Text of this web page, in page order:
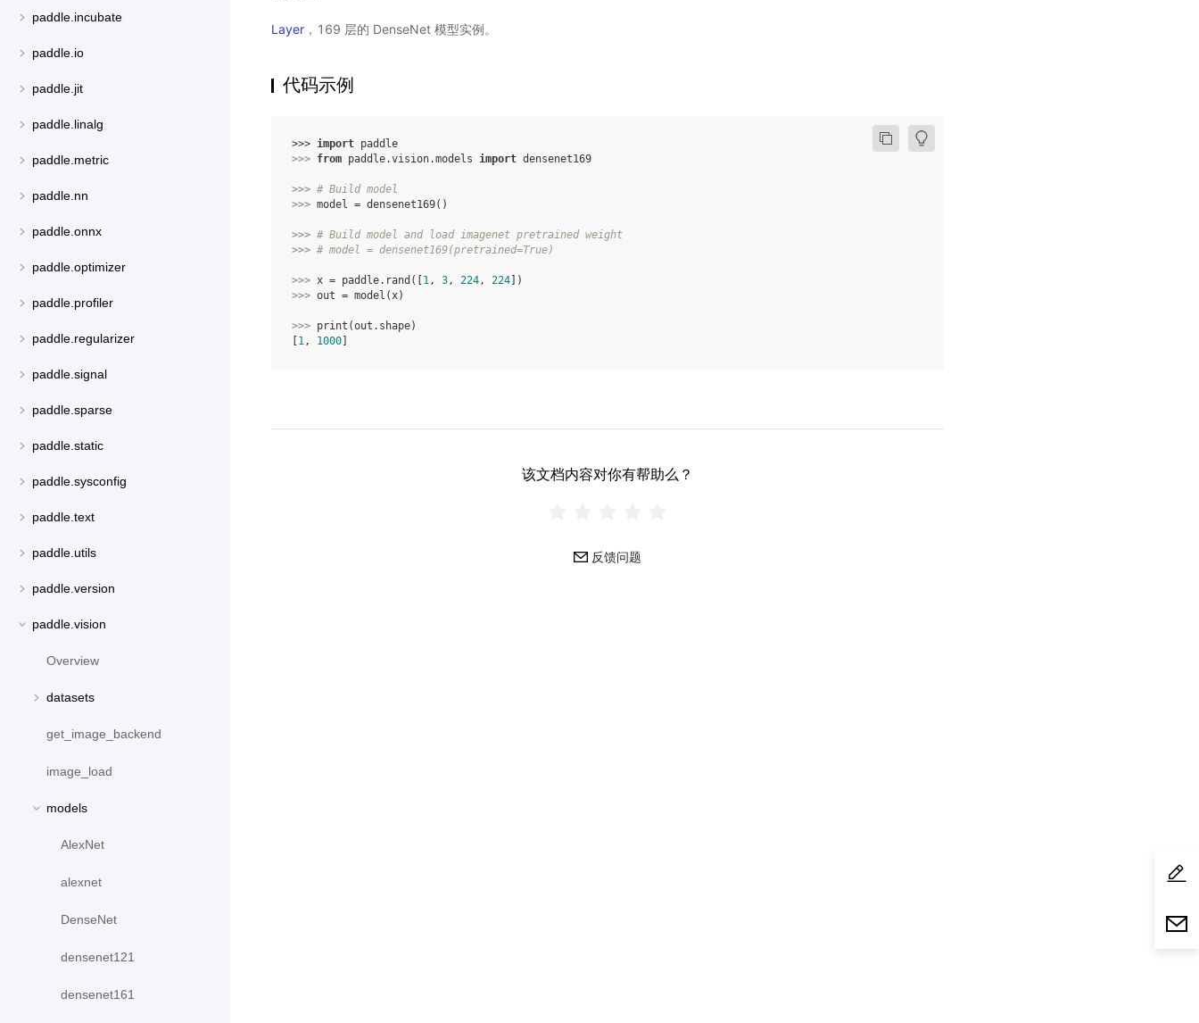
paddle.incubate
paddle.io
paddle.jit
paddle.linalg
paddle.metric
paddle.nn
paddle.onnx
paddle.optimizer
paddle.profiler
paddle.regularizer
paddle.signal
paddle.sparse
paddle.static
paddle.sysconfig
paddle.text
paddle.utils
paddle.version
paddle.vision
Overview
datasets
get_image_backend
image_load
models
AlexNet
alexnet
DenseNet
densenet121
densenet161
Layer ，169 层的 DenseNet 模型实例。
代码示例
>>> import paddle
>>> from paddle.vision.models import densenet169
>>> # Build model
>>> model = densenet169()
>>> # Build model and load imagenet pretrained weight
>>> # model = densenet169(pretrained=True)
>>> x = paddle. rand ([ 1, 3, 224, 224 ])
>>> out = model (x)
>>> print (out . shape)
1, 1000
该文档内容对你有帮助么？
反馈问题